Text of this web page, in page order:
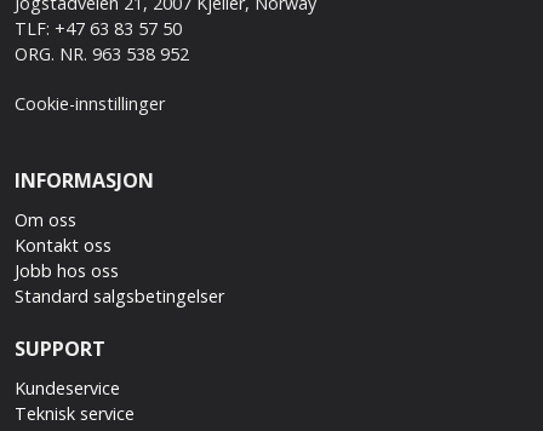
TLF: +47 63 83 57 50
ORG. NR. 963 538 952
Cookie-innstillinger
INFORMASJON
Om oss
Kontakt oss
Jobb hos oss
Standard salgsbetingelser
SUPPORT
Kundeservice
Teknisk service